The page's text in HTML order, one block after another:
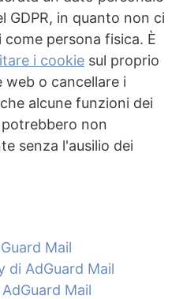
GDPR, in quanto non ci
persona fisica. È
i cookie sul proprio
o cancellare i
alcune funzioni dei
non
senza l'ausilio dei
Mail
di AdGuard Mail
Mail